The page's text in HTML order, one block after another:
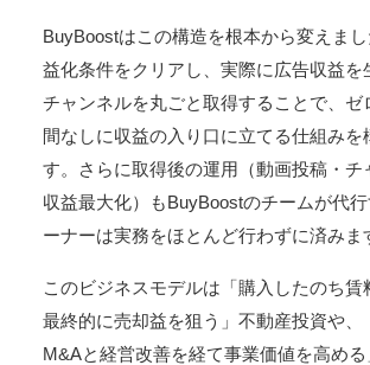
BuyBoostはこの構造を根本から変えま
益化条件をクリアし、実際に広告収益を
チャンネルを丸ごと取得することで、ゼ
間なしに収益の入り口に立てる仕組みを
す。さらに取得後の運用（動画投稿・チ
収益最大化）もBuyBoostのチームが代
ーナーは実務をほとんど行わずに済みま
このビジネスモデルは「購入したのち賃
最終的に売却益を狙う」不動産投資や、
M&Aと経営改善を経て事業価値を高める